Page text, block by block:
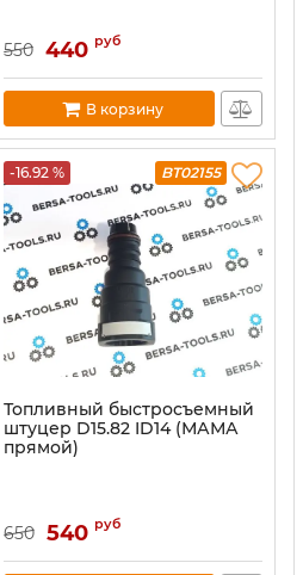
550 440 руб
В корзину
-16.92 % BT02155
Топливный быстросъемный
штуцер D15.82 ID14 (МАМА
прямой)
650 540 руб